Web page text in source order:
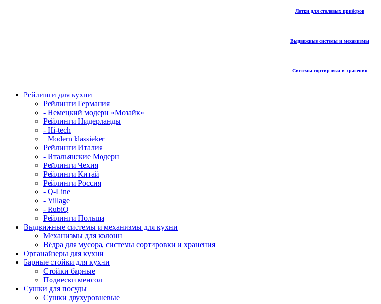
Лотки для столовых приборов
Выдвижные системы и механизмы
Системы сортировки и хранения
Рейлинги для кухни
Рейлинги Германия
- Немецкий модерн «Мозайк»
Рейлинги Нидерланды
- Hi-tech
- Modern klassieker
Рейлинги Италия
- Итальянские Модерн
Рейлинги Чехия
Рейлинги Китай
Рейлинги Россия
- Q-Line
- Village
- RubiQ
Рейлинги Польша
Выдвижные системы и механизмы для кухни
Механизмы для колонн
Вёдра для мусора, системы сортировки и хранения
Органайзеры для кухни
Барные стойки для кухни
Стойки барные
Подвески менсол
Сушки для посуды
Сушки двухуровневые